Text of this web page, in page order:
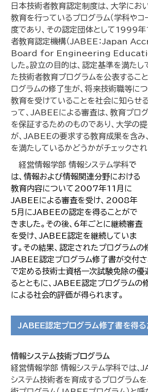
日本技術者教育認定制度は、大学にお
教育を行っているプログラム（学科やコ
度であり、その認定団体として1999
者教育認定機構（JABEE：Japan
Board for Engineering Education
した｡設立の目的は、認定基準を満たし
た技術者教育プログラムを公表するこ
ログラムの修了生が、将来技術職等に
教育を受けていることを社会に知らせ
って、JABEEによる審査は、教育プロ
を保証するためのものであり、大学の
が、JABEEの要求する教育成果を含み
を満たしているかどうかがチェックされ
経営情報学部 情報システム学科で
は、情報および情報関連分野における
教育内容について2007年11月に
JABEEによる審査を受け、2008年
5月にJABEEの認定を得ることがで
きました。その後、6年ごとに継続審査
を受け、JABEE認定を継続していま
す。その結果、認定されたプログラム
JABEE認定プログラム修了書が交付さ
で定める技術士資格一次試験免除の優
るとともに、JABEE認定プログラムの
による社会的評価が得られます。
JABEE認定プログラム修了書を得る
情報システム技術プログラム
経営情報学部 情報システム学科では､
システム技術者を育成するプログラム